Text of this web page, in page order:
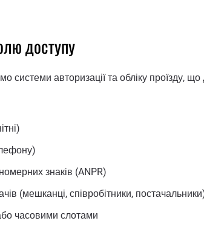
доступу
системи авторизації та обліку проїзду,
знаків (ANPR)
(мешканці, співробітники,
часовими слотами